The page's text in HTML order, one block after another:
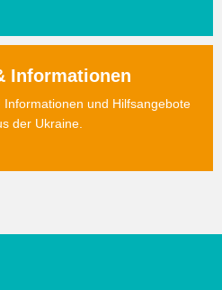
Informationen
Informationen und Hilfsangebote
der Ukraine.